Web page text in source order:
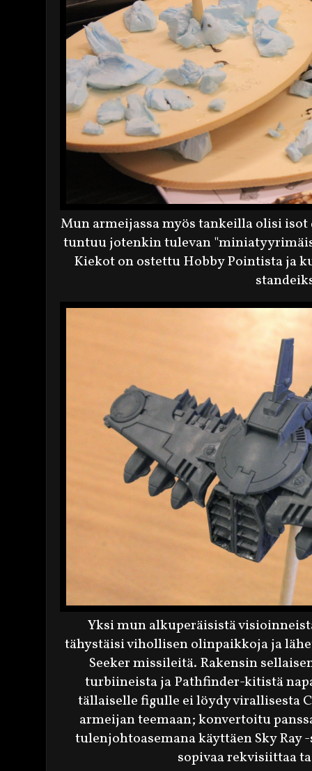
Mun armeijassa myös tankeilla olisi
tuntuu jotenkin tulevan
Kiekot on ostettu Hobby Pointista ja
Yksi mun alkuperäisistä
tähystäisi vihollisen olinpaikkoja ja
Seeker missileitä. Rakensin
turbiineista ja Pathfinder-kitistä
tällaiselle figulle ei löydy virallisesta
armeijan teemaan; konvertoitu
tulenjohtoasemana käyttäen Sky Ray
sopivaa rekvisiittaa